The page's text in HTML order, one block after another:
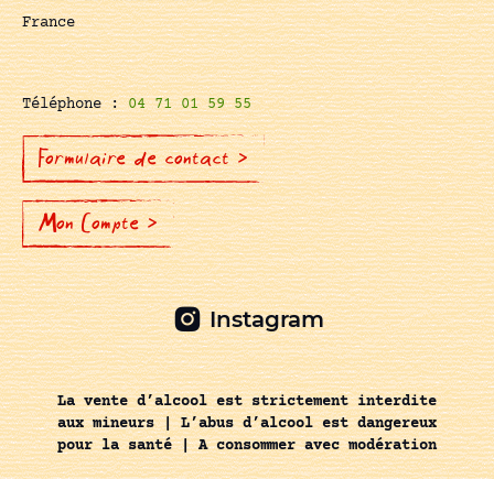
France
Téléphone :04 71 01 59 55
Formulaire de contact >
Mon Compte >
Instagram
La vente d’alcool est strictement interdite
aux mineurs | L’abus d’alcool est dangereux
pour la santé | A consommer avec modération